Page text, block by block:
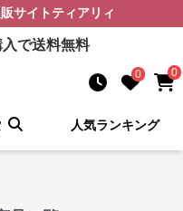
サイト ティアリィ
で送料無料
0 0
人気ランキング